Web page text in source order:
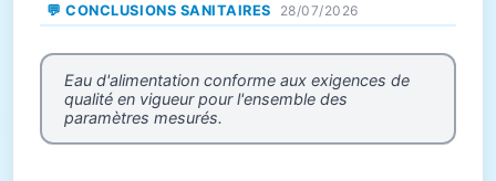
💬 CONCLUSIONS SANITAIRES 28/07/2026
Eau d'alimentation conforme aux exigences de
qualité en vigueur pour l'ensemble des
paramètres mesurés.